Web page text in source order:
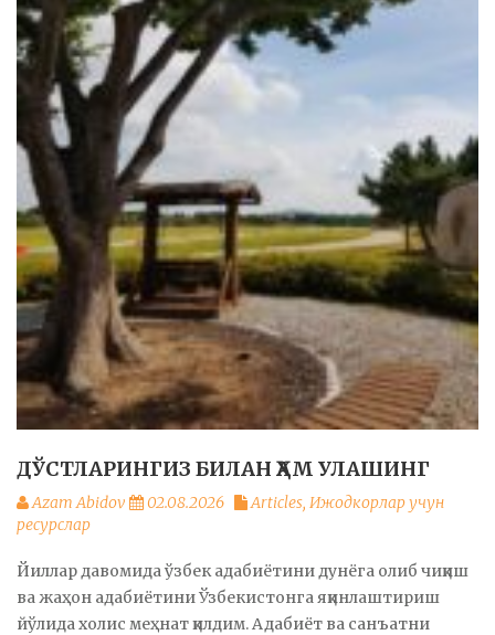
ДЎСТЛАРИНГИЗ БИЛАН ҲАМ УЛАШИНГ
Azam Abidov 02.08.2026 Articles, Ижодкорлар учун
ресурслар
Йиллар давомида ўзбек адабиётини дунёга олиб чиқиш
ва жаҳон адабиётини Ўзбекистонга яқинлаштириш
йўлида холис меҳнат қилдим. Адабиёт ва санъатни